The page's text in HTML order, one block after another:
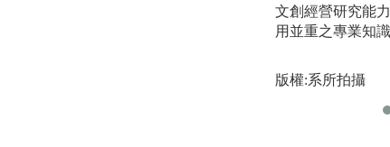
文創經營研究能
用並重之專業知識
版權:系所拍攝